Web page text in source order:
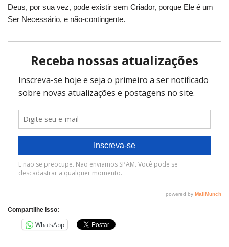
Deus, por sua vez, pode existir sem Criador, porque Ele é um
Ser Necessário, e não-contingente.
Compartilhe isso:
WhatsApp